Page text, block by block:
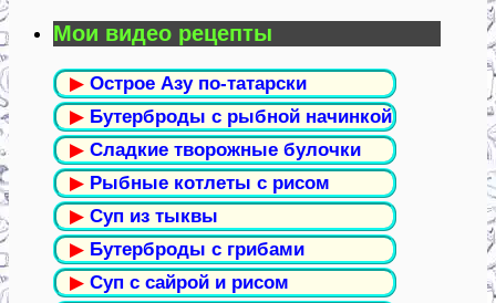
Мои видео рецепты
▶ Острое Азу по-татарски
▶ Бутерброды с рыбной начинкой
▶ Сладкие творожные булочки
▶ Рыбные котлеты с рисом
▶ Суп из тыквы
▶ Бутерброды с грибами
▶ Суп с сайрой и рисом